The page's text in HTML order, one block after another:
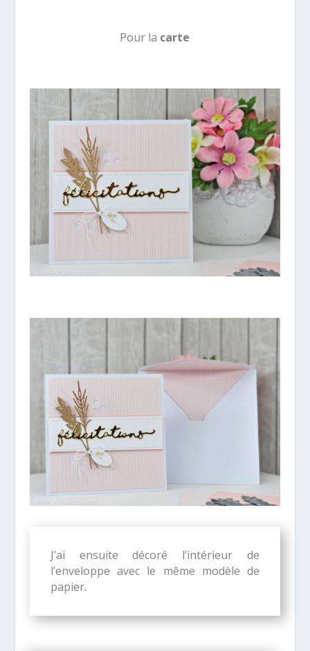
Pour la carte
J’ai ensuite décoré l’intérieur de
l’enveloppe avec le même modèle de
papier.